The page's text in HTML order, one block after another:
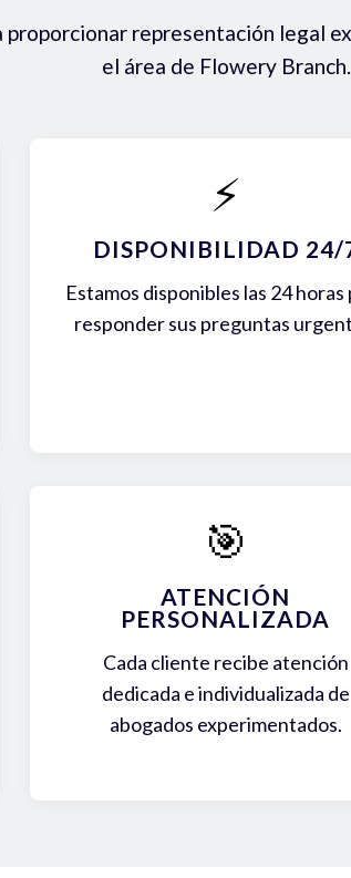
proporcionar representación legal
el área de Flowery Branch.
⚡
DISPONIBILIDAD 24/
Estamos disponibles las 24 horas
responder sus preguntas
🎯
ATENCIÓN
PERSONALIZADA
Cada cliente recibe atención
dedicada e individualizada de
abogados experimentados.